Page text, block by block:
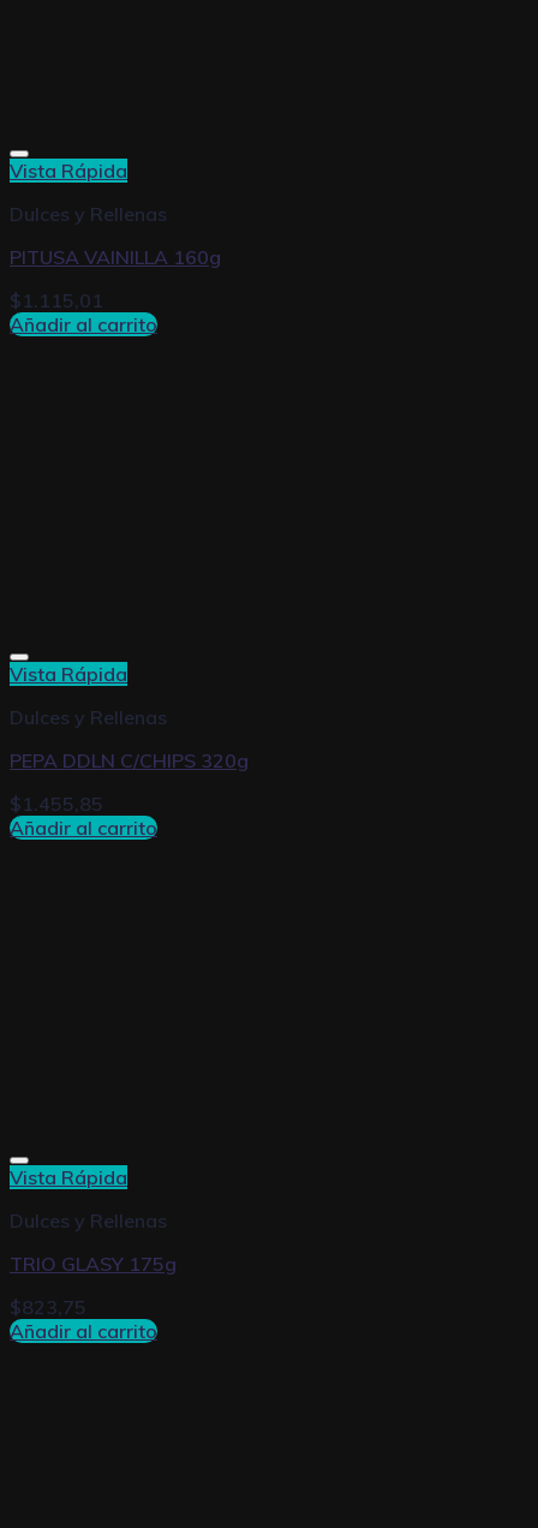
Vista Rápida
Dulces y Rellenas
PITUSA VAINILLA 160g
$1.115,01
Añadir al carrito
Vista Rápida
Dulces y Rellenas
PEPA DDLN C/CHIPS 320g
$1.455,85
Añadir al carrito
Vista Rápida
Dulces y Rellenas
TRIO GLASY 175g
$823,75
Añadir al carrito